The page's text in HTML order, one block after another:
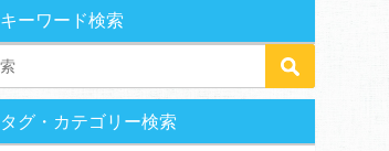
キーワード検索
タグ・カテゴリー検索